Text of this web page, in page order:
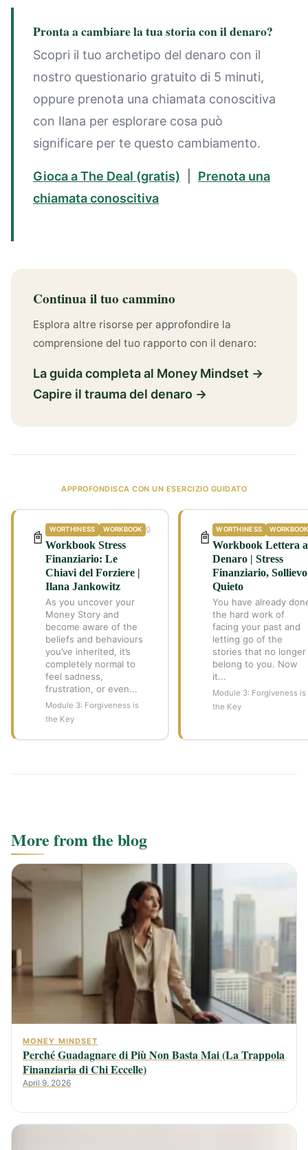
Pronta a cambiare la tua storia con il denaro?
Scopri il tuo archetipo del denaro con il
nostro questionario gratuito di 5 minuti,
oppure prenota una chiamata conoscitiva
con Ilana per esplorare cosa può
significare per te questo cambiamento.
Gioca a The Deal (gratis)
Prenota una
chiamata conoscitiva
Continua il tuo cammino
Esplora altre risorse per approfondire la
comprensione del tuo rapporto con il denaro:
La guida completa al Money Mindset →
Capire il trauma del denaro →
APPROFONDISCA CON UN ESERCIZIO GUIDATO
📓 WORTHINESS WORKBOOK
Workbook Stress
Finanziario: Le
Chiavi del Forziere |
Ilana Jankowitz
As you uncover your
Money Story and
become aware of the
beliefs and behaviours
you’ve inherited, it’s
completely normal to
feel sadness,
frustration, or even...
Module 3: Forgiveness is
the Key
🔒 📓 WORTHINESS
Workbook Lettera
Denaro | Stress
Finanziario, Sollievo
Quieto
You have already
the hard work of
facing your past and
letting go of the
stories that no longer
belong to you. Now
it...
Module 3: Forgiveness is
the Key
More from the blog
MONEY MINDSET
Perché Guadagnare di Più Non Basta Mai (La Trappola
Finanziaria di Chi Eccelle)
April 9, 2026